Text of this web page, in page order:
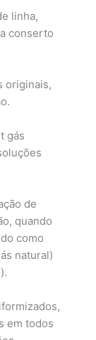
linha,
conserto
originais,
gás
de
quando
como
natural)
em todos